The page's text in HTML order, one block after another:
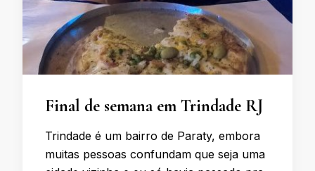
Final de semana em Trindade RJ
Trindade é um bairro de Paraty, embora
muitas pessoas confundam que seja uma